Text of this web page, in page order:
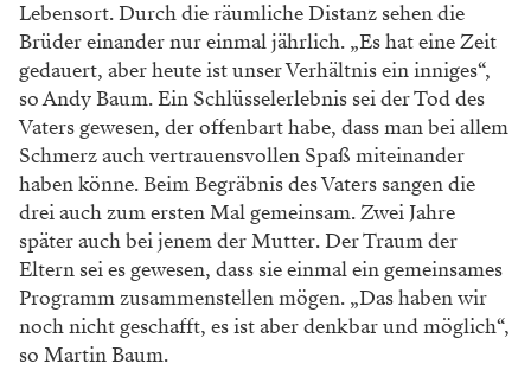
Lebensort. Durch die räumliche Distanz sehen die
Brüder einander nur einmal jährlich. „Es hat eine Zeit
gedauert, aber heute ist unser Verhältnis ein inniges“,
so Andy Baum. Ein Schlüsselerlebnis sei der Tod des
Vaters gewesen, der offenbart habe, dass man bei allem
Schmerz auch vertrauensvollen Spaß miteinander
haben könne. Beim Begräbnis des Vaters sangen die
drei auch zum ersten Mal gemeinsam. Zwei Jahre
später auch bei jenem der Mutter. Der Traum der
Eltern sei es gewesen, dass sie einmal ein gemeinsames
Programm zusammenstellen mögen. „Das haben wir
noch nicht geschafft, es ist aber denkbar und möglich“,
so Martin Baum.